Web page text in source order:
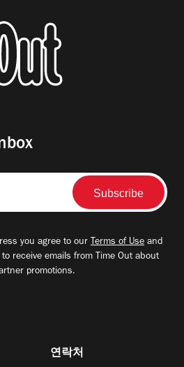
you agree to our Terms of Use and
receive emails from Time Out about
promotions.
연락처